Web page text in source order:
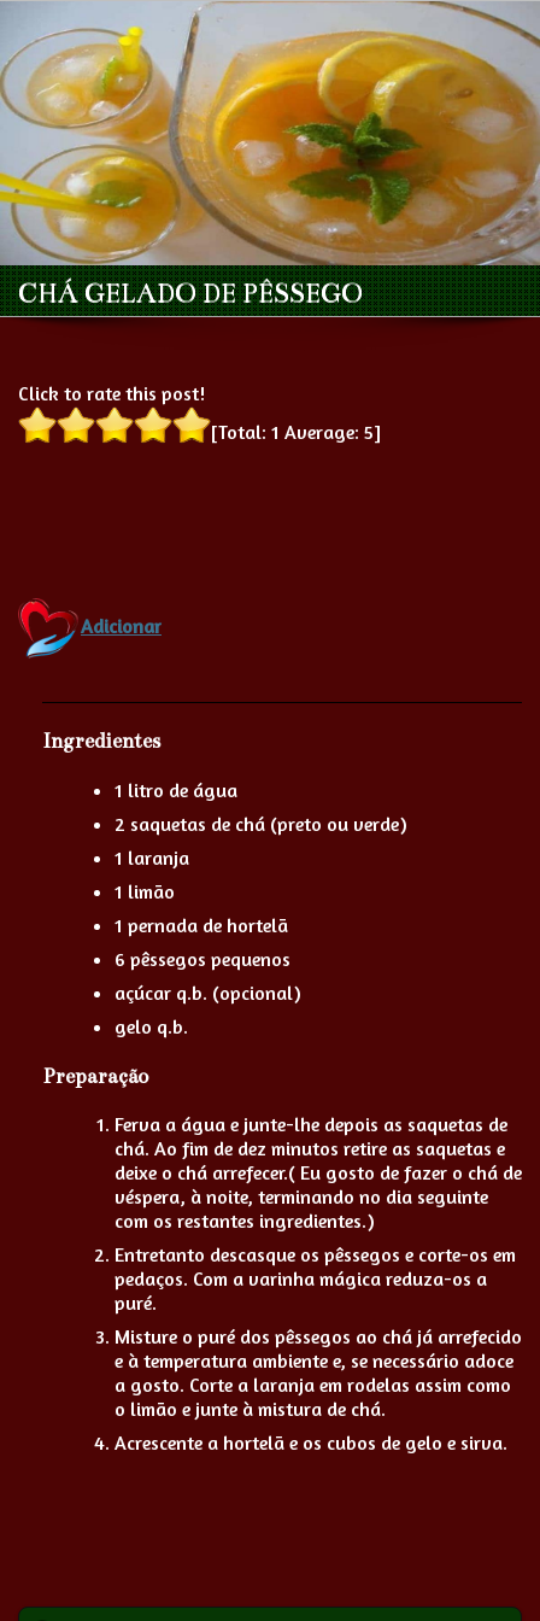
CHÁ GELADO DE PÊSSEGO
Click to rate this post!
[Total: 1 Average: 5]
Adicionar
Ingredientes
1 litro de água
2 saquetas de chá (preto ou verde)
1 laranja
1 limão
1 pernada de hortelã
6 pêssegos pequenos
açúcar q.b. (opcional)
gelo q.b.
Preparação
Ferva a água e junte-lhe depois as saquetas de
chá. Ao fim de dez minutos retire as saquetas e
deixe o chá arrefecer.( Eu gosto de fazer o chá de
véspera, à noite, terminando no dia seguinte
com os restantes ingredientes.)
Entretanto descasque os pêssegos e corte-os em
pedaços. Com a varinha mágica reduza-os a
puré.
Misture o puré dos pêssegos ao chá já arrefecido
e à temperatura ambiente e, se necessário adoce
a gosto. Corte a laranja em rodelas assim como
o limão e junte à mistura de chá.
Acrescente a hortelã e os cubos de gelo e sirva.